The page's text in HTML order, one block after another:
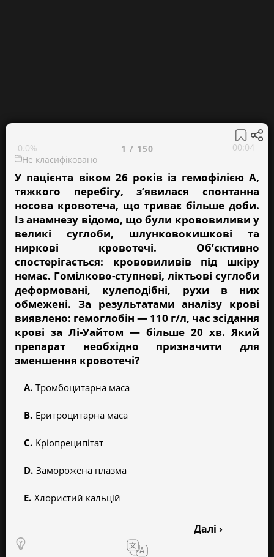
0.0%
00:05
Не класифіковано
1 / 150
У пацiєнта вiком 26 рокiв iз гемофiлiєю А,
тяжкого перебiгу, з’явилася спонтанна
носова кровотеча, що триває бiльше доби.
Iз анамнезу вiдомо, що були крововиливи у
великi суглоби, шлунковокишковi та
нирковi кровотечi. Об’єктивно
спостерiгається: крововиливiв пiд шкiру
немає. Гомiлково-ступневi, лiктьовi суглоби
деформованi, кулеподiбнi, рухи в них
обмеженi. За результатами аналiзу кровi
виявлено: гемоглобiн — 110 г/л, час зсiдання
кровi за Лi-Уайтом — бiльше 20 хв. Який
препарат необхiдно призначити для
зменшення кровотечi?
Тромбоцитарна маса
Еритроцитарна маса
Крiопреципiтат
Заморожена плазма
Хлористий кальцiй
Далі ›